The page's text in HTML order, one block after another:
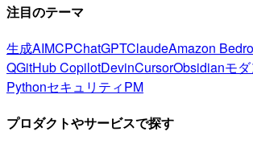
注目のテーマ
生成AIMCPChatGPTClaudeAmazon
QGitHub CopilotDevinCursorObsidianモ
PythonセキュリティPM
プロダクトやサービスで探す